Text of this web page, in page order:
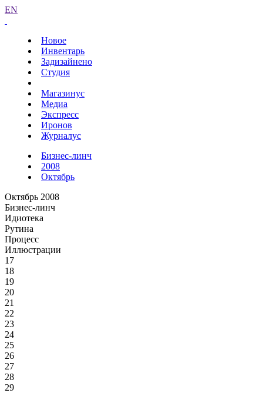
EN
Новое
Инвентарь
Задизайнено
Студия
Магазинус
Медиа
Экспресс
Иронов
Журналус
Бизнес-линч
2008
Октябрь
Октябрь 2008
Бизнес-линч
Идиотека
Рутина
Процесс
Иллюстрации
17
18
19
20
21
22
23
24
25
26
27
28
29